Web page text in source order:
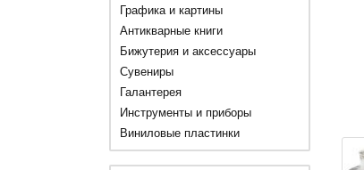
Графика и картины
Антикварные книги
Бижутерия и аксессуары
Сувениры
Галантерея
Инструменты и приборы
Виниловые пластинки